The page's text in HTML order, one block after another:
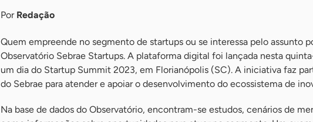
Por Redação
Quem empreende no segmento de startups ou se interessa pelo assunto
Observatório Sebrae Startups. A plataforma digital foi lançada nesta
um dia do Startup Summit 2023, em Florianópolis (SC). A iniciativa faz
do Sebrae para atender e apoiar o desenvolvimento do ecossistema de
Na base de dados do Observatório, encontram-se estudos, cenários de